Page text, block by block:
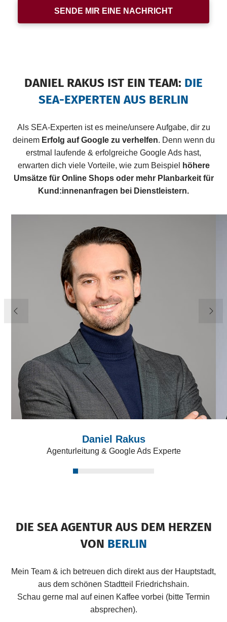
SENDE MIR EINE NACHRICHT
DANIEL RAKUS IST EIN TEAM: DIE
SEA-EXPERTEN AUS BERLIN
Als SEA-Experten ist es meine/unsere Aufgabe, dir zu
deinem Erfolg auf Google zu verhelfen. Denn wenn du
erstmal laufende & erfolgreiche Google Ads hast,
erwarten dich viele Vorteile, wie zum Beispiel
höhere
Umsätze für Online Shops oder mehr Planbarkeit für
Kund:innenanfragen bei Dienstleistern.
Daniel Rakus
Agenturleitung & Google Ads Experte
01
DIE SEA AGENTUR AUS DEM HERZEN
VON BERLIN
Mein Team & ich betreuen dich direkt aus der Hauptstadt,
aus dem schönen Stadtteil Friedrichshain.
Schau gerne mal auf einen Kaffee vorbei (bitte Termin
absprechen).